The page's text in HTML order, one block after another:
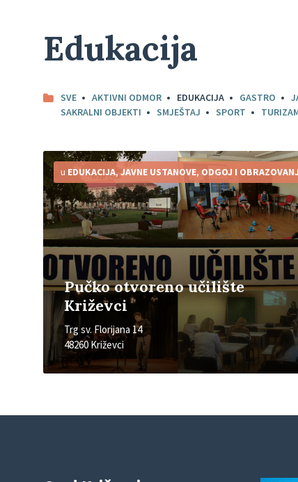
Edukacija
SVE AKTIVNI ODMOR EDUKACIJA GASTRO
SAKRALNI OBJEKTI
SMJEŠTAJ SPORT
Pučko otvoreno učilište
Križevci
Trg sv. Florijana 14
48260 Križevci
u EDUKACIJA, JAVNE USTANOVE, ODGOJ I
Detaljnije